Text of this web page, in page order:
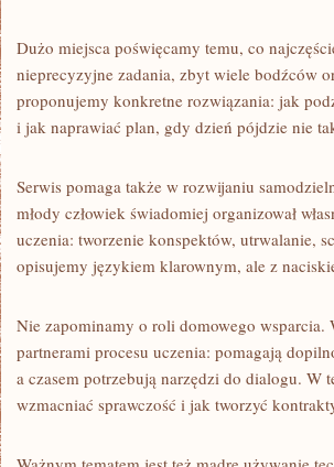
Dużo miejsca poświęcamy temu, co
nieprecyzyjne zadania, zbyt wiele bodźców
proponujemy konkretne rozwiązania: jak
i jak naprawiać plan, gdy dzień pójdzie nie
Serwis pomaga także w rozwijaniu
młody człowiek świadomiej organizował
uczenia: tworzenie konspektów, utrwalanie,
opisujemy językiem klarownym, ale z
Nie zapominamy o roli domowego wsparcia.
partnerami procesu uczenia: pomagają
a czasem potrzebują narzędzi do dialogu. W
wzmacniać sprawczość i jak tworzyć